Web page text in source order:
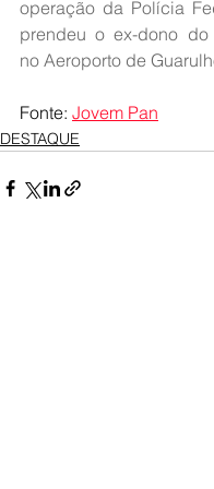
operação da Polícia
prendeu o ex-dono do
no Aeroporto de
Fonte: Jovem Pan
DESTAQUE